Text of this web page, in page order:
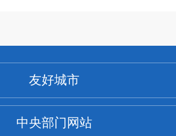
友好城市
中央部门网站